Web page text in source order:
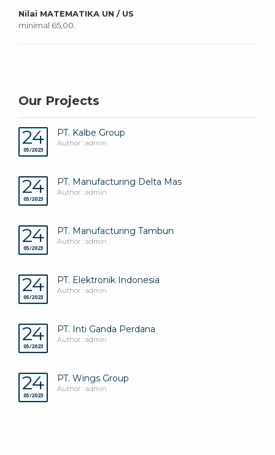
Nilai MATEMATIKA UN / US
minimal 65,00.
Our Projects
24
05/2023
PT. Kalbe Group
Author : admin
24
05/2023
PT. Manufacturing Delta Mas
Author : admin
24
05/2023
PT. Manufacturing Tambun
Author : admin
24
05/2023
PT. Elektronik Indonesia
Author : admin
24
05/2023
PT. Inti Ganda Perdana
Author : admin
24
05/2023
PT. Wings Group
Author : admin